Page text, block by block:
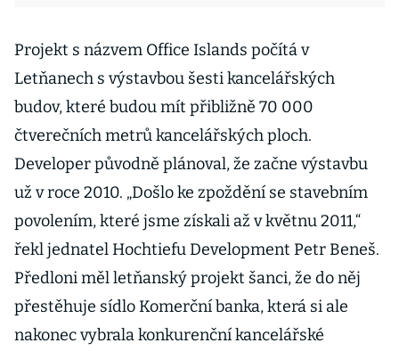
Projekt s názvem Office Islands počítá v
Letňanech s výstavbou šesti kancelářských
budov, které budou mít přibližně 70 000
čtverečních metrů kancelářských ploch.
Developer původně plánoval, že začne výstavbu
už v roce 2010. „Došlo ke zpoždění se stavebním
povolením, které jsme získali až v květnu 2011,“
řekl jednatel Hochtiefu Development Petr Beneš.
Předloni měl letňanský projekt šanci, že do něj
přestěhuje sídlo Komerční banka, která si ale
nakonec vybrala konkurenční kancelářské